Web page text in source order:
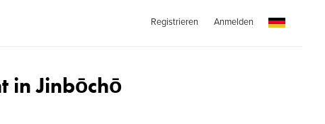
Registrieren Anmelden
in Jinbōchō